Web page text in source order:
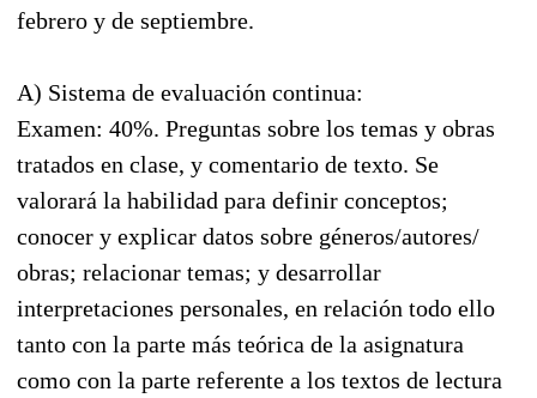
febrero y de septiembre.
A) Sistema de evaluación continua:
Examen: 40%. Preguntas sobre los temas y obras
tratados en clase, y comentario de texto. Se
valorará la habilidad para definir conceptos;
conocer y explicar datos sobre géneros/autores/
obras; relacionar temas; y desarrollar
interpretaciones personales, en relación todo ello
tanto con la parte más teórica de la asignatura
como con la parte referente a los textos de lectura